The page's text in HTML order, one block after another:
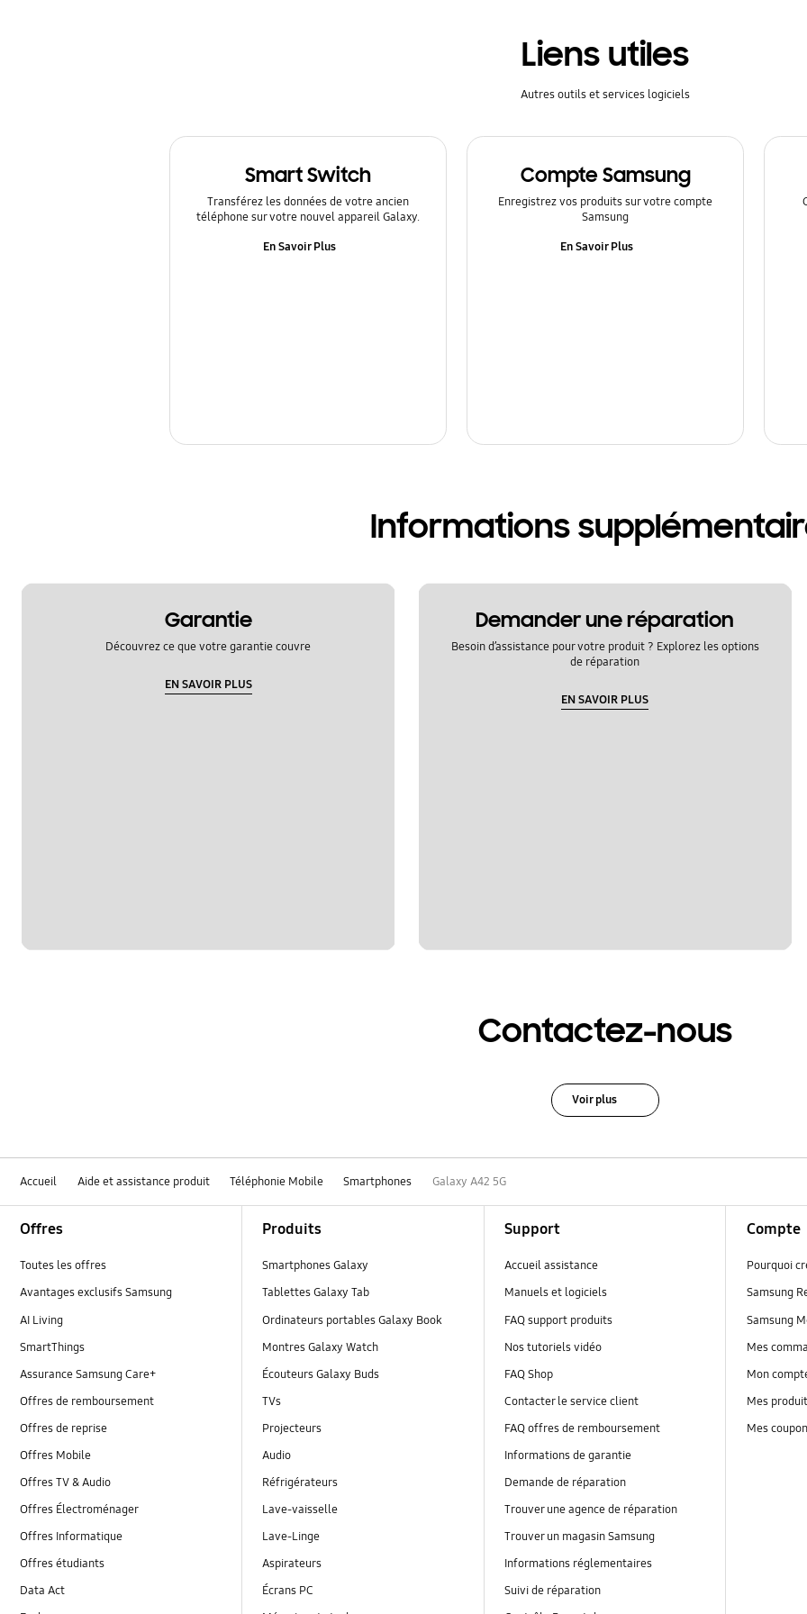
Liens utiles
Autres outils et services logiciels
Smart Switch
Transférez les données de votre ancien
téléphone sur votre nouvel appareil Galaxy.
En Savoir Plus
Compte Samsung
Enregistrez vos produits sur votre compte
Samsung
En Savoir Plus
Informations
Garantie
Découvrez ce que votre garantie couvre
EN SAVOIR PLUS
Demander une réparation
Besoin d’assistance pour votre produit ? Explorez les options
de réparation
EN SAVOIR PLUS
Contactez-nous
Voir plus
Accueil Aide et assistance produit Téléphonie Mobile Smartphones Galaxy A42 5G
Offres
Toutes les offres
Avantages exclusifs Samsung
AI Living
SmartThings
Assurance Samsung Care+
Offres de remboursement
Offres de reprise
Offres Mobile
Offres TV & Audio
Offres Électroménager
Offres Informatique
Offres étudiants
Data Act
Produits
Smartphones Galaxy
Tablettes Galaxy Tab
Ordinateurs portables Galaxy Book
Montres Galaxy Watch
Écouteurs Galaxy Buds
TVs
Projecteurs
Audio
Réfrigérateurs
Lave-vaisselle
Lave-Linge
Aspirateurs
Écrans PC
Support
Accueil assistance
Manuels et logiciels
FAQ support produits
Nos tutoriels vidéo
FAQ Shop
Contacter le service client
FAQ offres de remboursement
Informations de garantie
Demande de réparation
Trouver une agence de réparation
Trouver un magasin Samsung
Informations réglementaires
Suivi de réparation
Compte
Pourquoi
Samsung
Samsung
Mes
Mon
Mes
Mes